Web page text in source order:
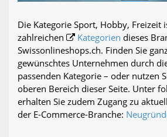
Die Kategorie Sport, Hobby, Freizeit
zahlreichen
Kategorien dieses
Swissonlineshops.ch. Finden Sie
gewünschtes Unternehmen durch
passenden Kategorie – oder nutzen
oberen Bereich dieser Seite. Unter
erhalten Sie zudem Zugang zu
der E-Commerce-Branche: